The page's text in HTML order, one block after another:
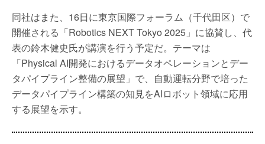
同社はまた、16日に東京国際フォーラム（千代田区）で
開催される「Robotics NEXT Tokyo 2025」に協賛し、代
表の鈴木健史氏が講演を行う予定だ。テーマは
「Physical AI開発におけるデータオペレーションとデー
タパイプライン整備の展望」で、自動運転分野で培った
データパイプライン構築の知見をAIロボット領域に応用
する展望を示す。